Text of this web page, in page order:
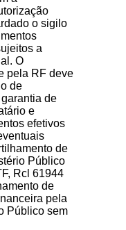
o sigilo
a
O
pela RF deve
de
de
e
efetivos
de
Público
Rcl 61944
de
pela
Público sem